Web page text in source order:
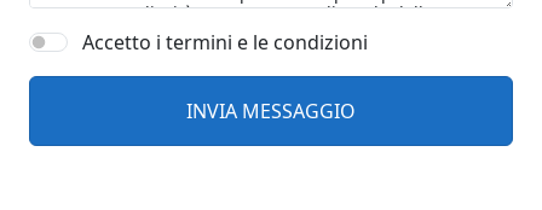
Accetto i termini e le condizioni